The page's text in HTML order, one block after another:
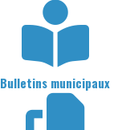
Bulletins municipaux